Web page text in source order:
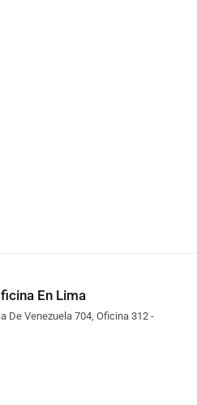
En Lima
De Venezuela 704, Oficina 312 -